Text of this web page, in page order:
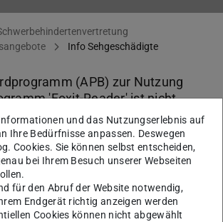
Info Sehgeschädigte
(APB) zur Nutzung
'Foxit-Reader' ist nicht
Funktionen insbesondere
hier nicht oder nur eingeschränkt
KONTAKT
und das Nutzungserlebnis auf
Ihre Bedürfnisse anpassen. Deswegen
Cookies. Sie können selbst entscheiden,
bei Ihrem Besuch unserer Webseiten
für den Abruf der Website notwendig,
Endgerät richtig anzeigen werden
Cookies können nicht abgewählt